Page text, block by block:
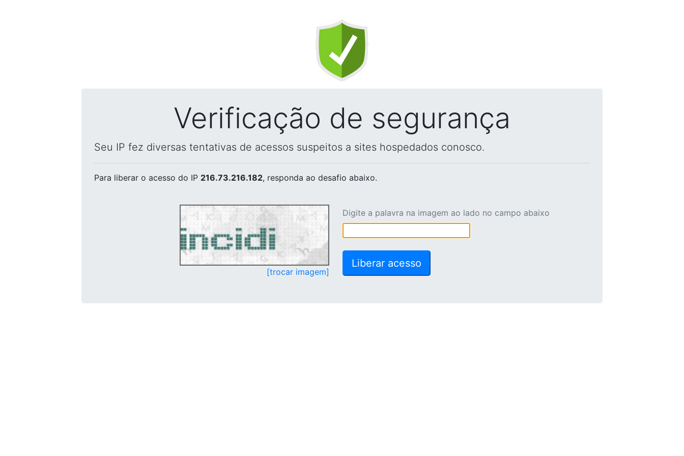
Verificação de segurança
Seu IP fez diversas tentativas de acessos suspeitos a sites hospedados conosco.
Para liberar o acesso do IP 216.73.216.182, responda ao desafio abaixo.
[trocar imagem]
Digite a palavra na imagem ao lado no campo abaixo